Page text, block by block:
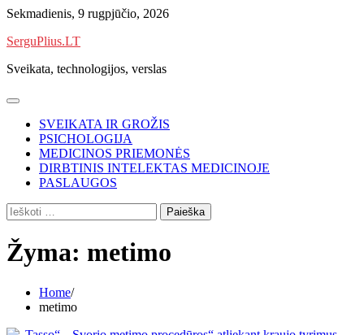
Skip
content
Sekmadienis, 9 rugpjūčio, 2026
SerguPlius.LT
Sveikata, technologijos, verslas
SVEIKATA IR GROŽIS
PSICHOLOGIJA
MEDICINOS PRIEMONĖS
DIRBTINIS INTELEKTAS MEDICINOJE
PASLAUGOS
Ieškoti:
Žyma: metimo
Home
metimo